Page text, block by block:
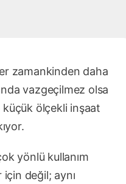
zamankinden daha
vazgeçilmez olsa
küçük ölçekli inşaat
yönlü kullanım
değil; aynı